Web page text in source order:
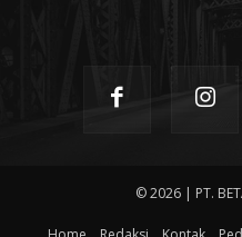
© 2026 | PT.